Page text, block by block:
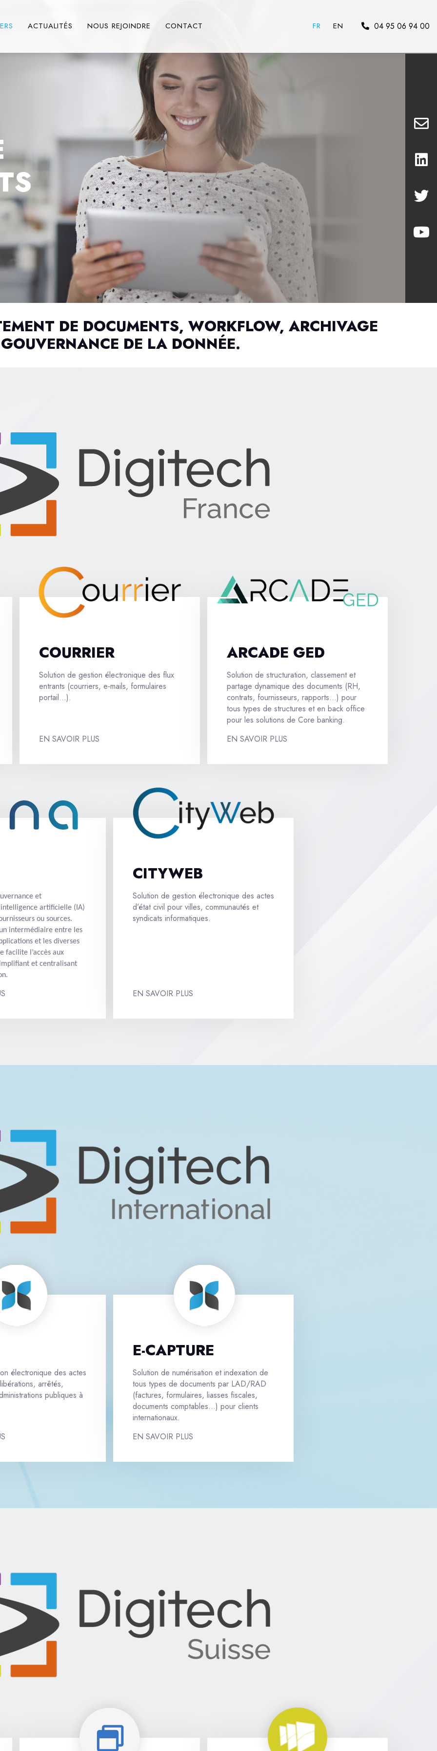
ACTUALITÉS NOUS REJOINDRE CONTACT FR EN 04 95 06 94 00
DE DOCUMENTS, WORKFLOW, ARCHIVAGE
DE LA DONNÉE.
COURRIER
Solution de gestion électronique des flux
entrants (courriers, e-mails, formulaires
portail…).
EN SAVOIR PLUS
ARCADE GED
Solution de structuration, classement et
partage dynamique des documents (RH,
contrats, fournisseurs, rapports…) pour
tous types de structures et en back office
pour les solutions de Core banking.
EN SAVOIR PLUS
et
artificielle (IA)
ou sources.
intermédiaire entre les
et les diverses
facilite l’accès aux
et centralisant
CITYWEB
Solution de gestion électronique des actes
d’état civil pour villes, communautés et
syndicats informatiques.
EN SAVOIR PLUS
électronique des actes
arrêtés,
publiques à
E-CAPTURE
Solution de numérisation et indexation de
tous types de documents par LAD/RAD
(factures, formulaires, liasses fiscales,
documents comptables…) pour clients
internationaux.
EN SAVOIR PLUS